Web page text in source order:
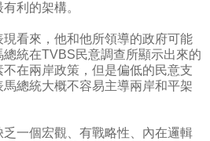
利的架構。
看來，他和他所領導的政府可能
統在TVBS民意調查所顯示出來的
在兩岸政策，但是偏低的民意支
總統大概不容易主導兩岸和平架
一個宏觀、有戰略性、內在邏輯